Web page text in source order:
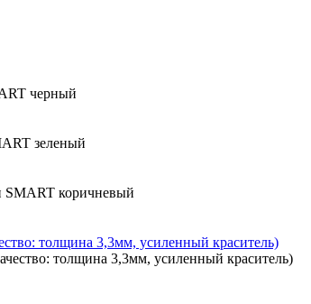
толщина 3,3мм, усиленный краситель)